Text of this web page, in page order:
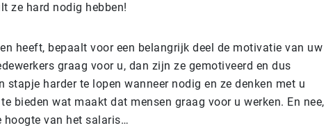
ze hard nodig hebben!
heeft, bepaalt voor een belangrijk deel de motivatie van uw
graag voor u, dan zijn ze gemotiveerd en dus
stapje harder te lopen wanneer nodig en ze denken met u
bieden wat maakt dat mensen graag voor u werken. En nee,
hoogte van het salaris…